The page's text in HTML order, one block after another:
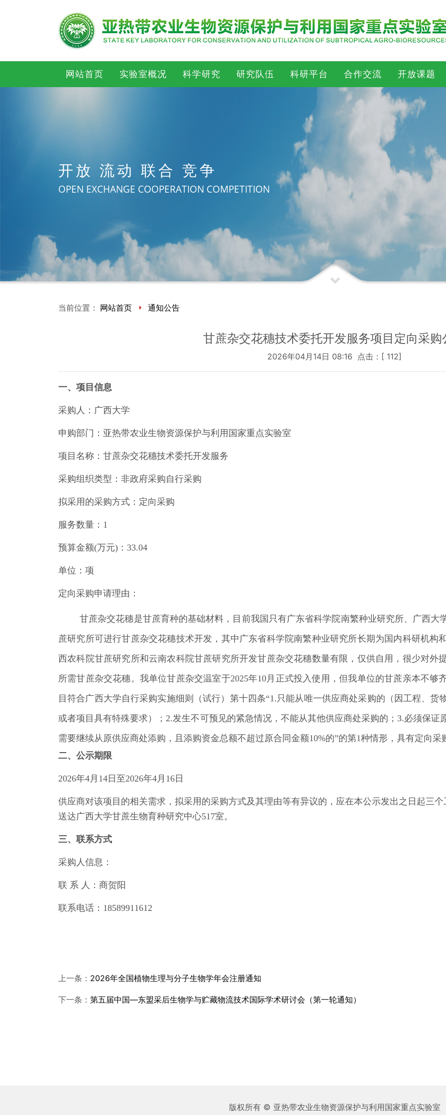
网站首页 实验室概况 科学研究 研究队伍 科研平台 合作交流 开放课题
开放 流动 联合 竞争
OPEN EXCHANGE COOPERATION COMPETITION
当前位置： 网站首页 通知公告
甘蔗杂交花穗技术委托开发服务项目定向采购
2026年04月14日 08:16 点击：[ 112]
一、项目信息
采购人：广西大学
申购部门：亚热带农业生物资源保护与利用国家重点实验室
项目名称：甘蔗杂交花穗技术委托开发服务
采购组织类型：非政府采购自行采购
拟采用的采购方式：定向采购
服务数量：1
预算金额(万元)：33.04
单位：项
定向采购申请理由：
甘蔗杂交花穗是甘蔗育种的基础材料，目前我国只有广东省科学院南繁种业研究所、广西大
蔗研究所可进行甘蔗杂交花穗技术开发，其中广东省科学院南繁种业研究所长期为国内科研机构
西农科院甘蔗研究所和云南农科院甘蔗研究所开发甘蔗杂交花穗数量有限，仅供自用，很少对外
所需甘蔗杂交花穗。我单位甘蔗杂交温室于2025年10月正式投入使用，但我单位的甘蔗亲本不够
目符合广西大学自行采购实施细则（试行）第十四条“1.只能从唯一供应商处采购的（因工程、
或者项目具有特殊要求）；2.发生不可预见的紧急情况，不能从其他供应商处采购的；3.必须保
需要继续从原供应商处添购，且添购资金总额不超过原合同金额10%的”的第1种情形，具有定向
二、公示期限
2026年4月14日至2026年4月16日
供应商对该项目的相关需求，拟采用的采购方式及其理由等有异议的，应在本公示发出之日起三
送达广西大学甘蔗生物育种研究中心517室。
三、联系方式
采购人信息：
联 系 人：商贺阳
联系电话：18589911612
上一条： 2026年全国植物生理与分子生物学年会注册通知
下一条： 第五届中国—东盟采后生物学与贮藏物流技术国际学术研讨会（第一轮通知）
版权所有 © 亚热带农业生物资源保护与利用国家重点实验室